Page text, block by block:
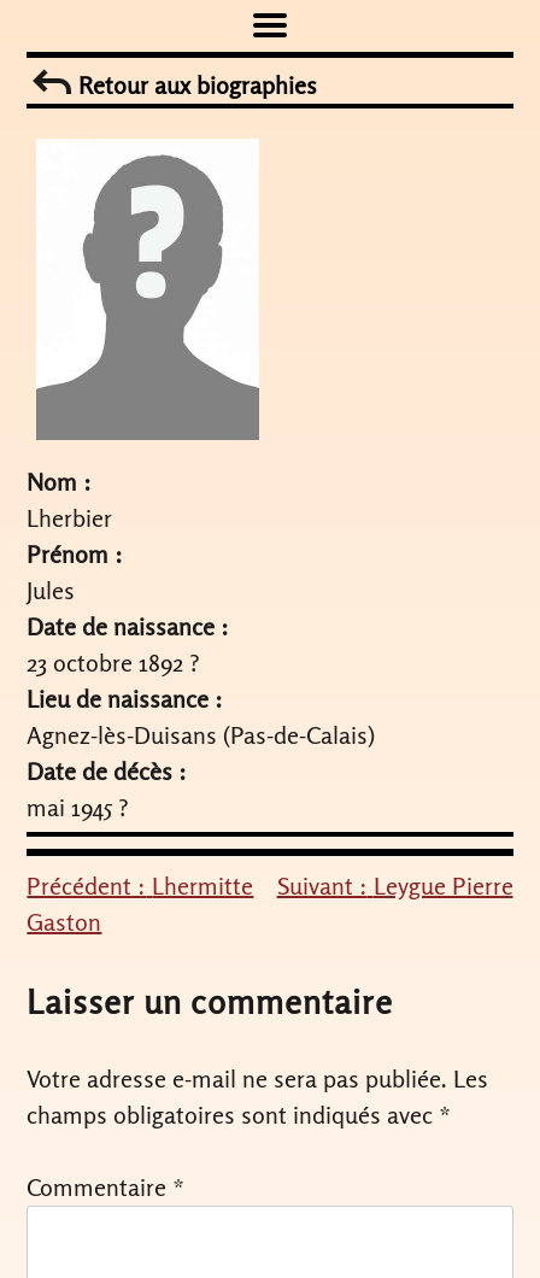
to
contentRetour aux biographies
Nom :
Lherbier
Prénom :
Jules
Date de naissance :
23 octobre 1892 ?
Lieu de naissance :
Agnez-lès-Duisans (Pas-de-Calais)
Date de décès :
mai 1945 ?
Navigation
de
l’article
Précédent : Lhermitte
Gaston
Suivant : Leygue Pierre
Laisser un commentaire
Votre adresse e-mail ne sera pas publiée. Les
champs obligatoires sont indiqués avec *
Commentaire *